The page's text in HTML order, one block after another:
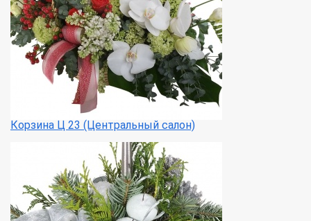
Корзина Ц 23 (Центральный салон)